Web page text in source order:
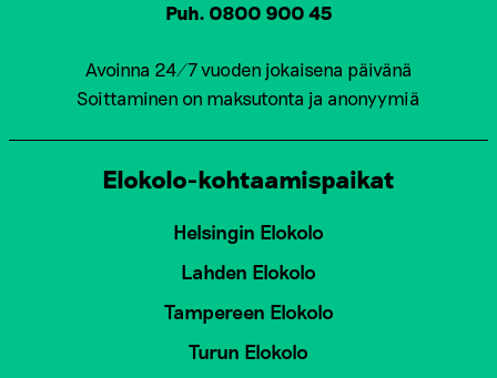
Puh. 0800 900 45
Avoinna 24/7 vuoden jokaisena päivänä
Soittaminen on maksutonta ja anonyymiä
Elokolo-kohtaamispaikat
Helsingin Elokolo
Lahden Elokolo
Tampereen Elokolo
Turun Elokolo